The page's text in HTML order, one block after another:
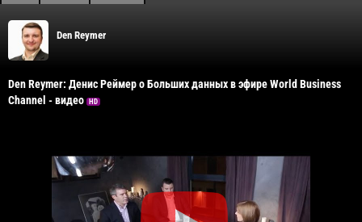
Den Reymer
Den Reymer: Денис Реймер о Больших данных в эфире World Business
Channel - видео
HD